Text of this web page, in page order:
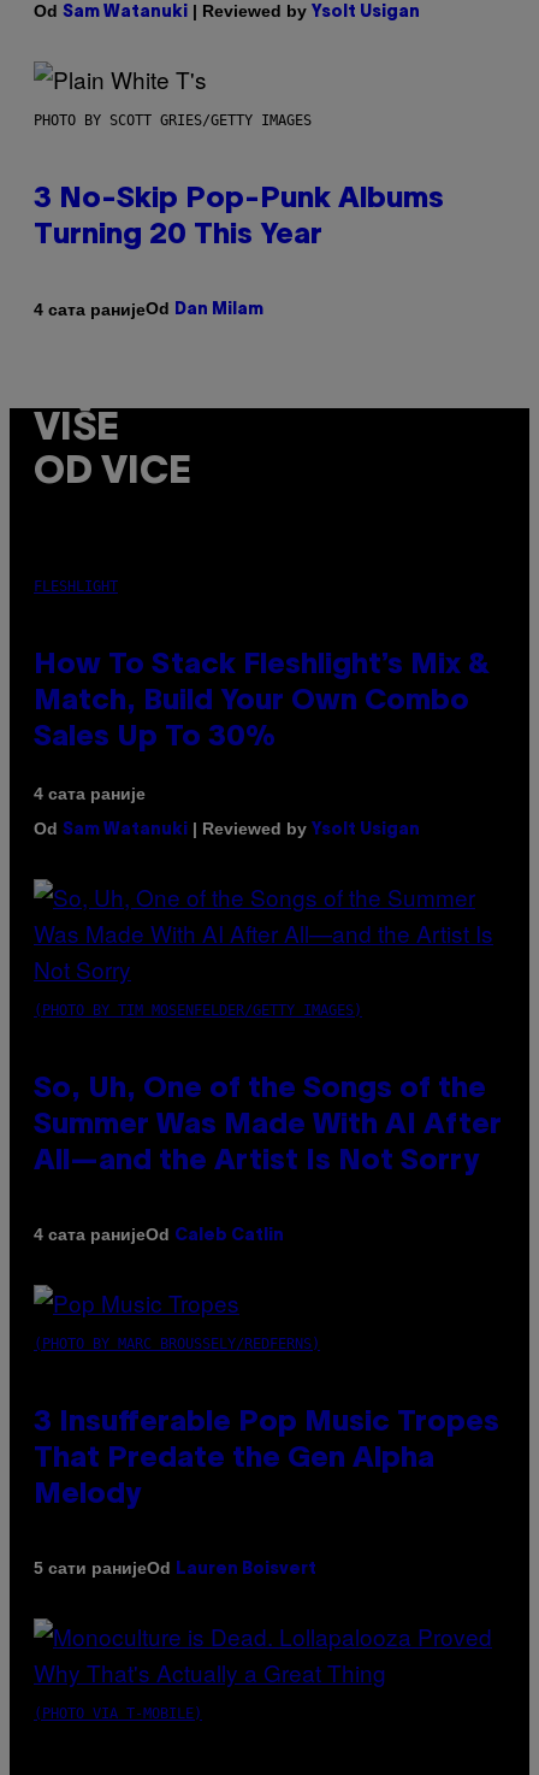
Od Sam Watanuki | Reviewed by Ysolt Usigan
PHOTO BY SCOTT GRIES/GETTY IMAGES
3 No-Skip Pop-Punk Albums
Turning 20 This Year
4 сата ранијеOd Dan Milam
VIŠE
OD VICE
FLESHLIGHT
How To Stack Fleshlight’s Mix &
Match, Build Your Own Combo
Sales Up To 30%
4 сата раније
Od Sam Watanuki | Reviewed by Ysolt Usigan
(PHOTO BY TIM MOSENFELDER/GETTY IMAGES)
So, Uh, One of the Songs of the
Summer Was Made With AI After
All—and the Artist Is Not Sorry
4 сата ранијеOd Caleb Catlin
(PHOTO BY MARC BROUSSELY/REDFERNS)
3 Insufferable Pop Music Tropes
That Predate the Gen Alpha
Melody
5 сати ранијеOd Lauren Boisvert
(PHOTO VIA T-MOBILE)